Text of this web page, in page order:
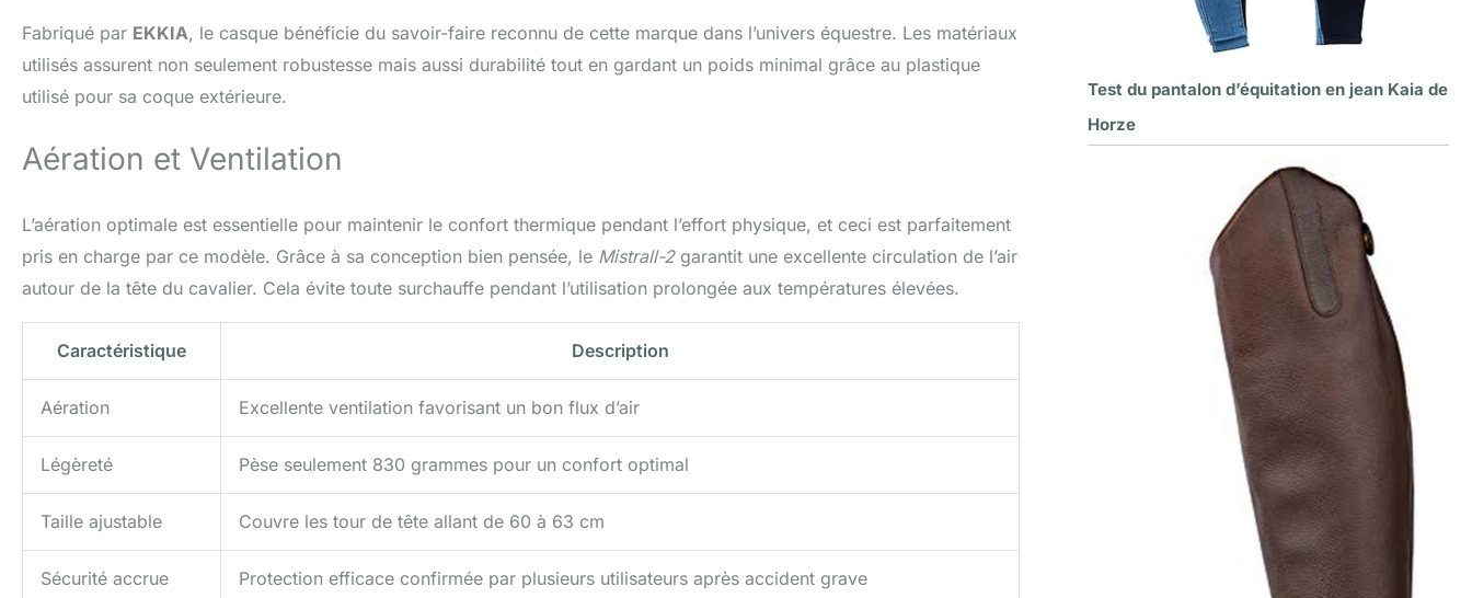
Fabriqué par EKKIA, le casque bénéficie du savoir-faire reconnu de cette marque dans l’univers équestre. Les matériaux
utilisés assurent non seulement robustesse mais aussi durabilité tout en gardant un poids minimal grâce au plastique
utilisé pour sa coque extérieure.
Aération et Ventilation
L’aération optimale est essentielle pour maintenir le confort thermique pendant l’effort physique, et ceci est parfaitement
pris en charge par ce modèle. Grâce à sa conception bien pensée, le Mistrall-2garantit une excellente circulation de l’air
autour de la tête du cavalier. Cela évite toute surchauffe pendant l’utilisation prolongée aux températures élevées.
Caractéristique Description
Aération Excellente ventilation favorisant un bon flux d’air
Légèreté Pèse seulement 830 grammes pour un confort optimal
Taille ajustable Couvre les tour de tête allant de 60 à 63 cm
Sécurité accrue Protection efficace confirmée par plusieurs utilisateurs après accident grave
Test du pantalon d’équitation en jean Kaia de
Horze